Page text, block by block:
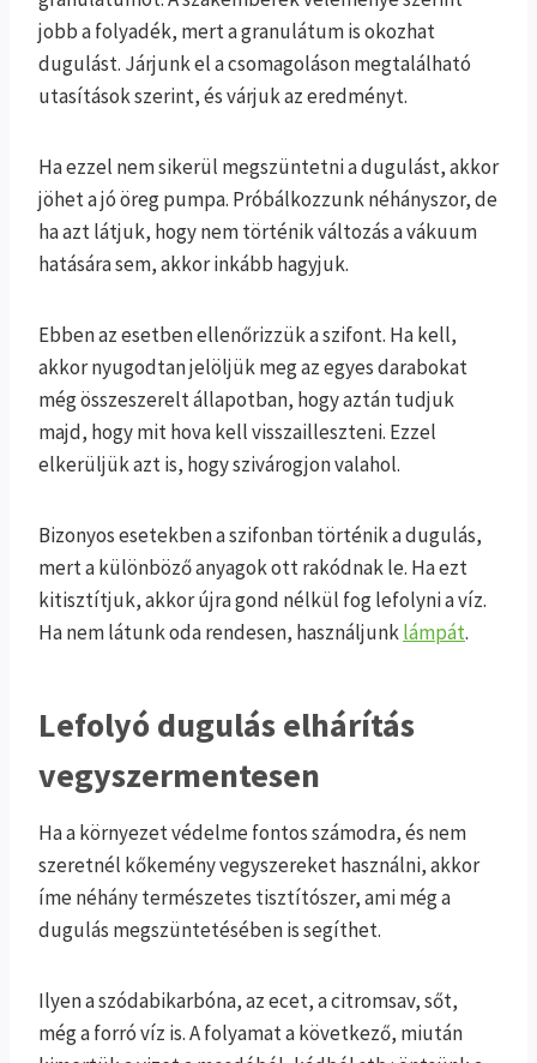
jobb a folyadék, mert a granulátum is okozhat
dugulást. Járjunk el a csomagoláson megtalálható
utasítások szerint, és várjuk az eredményt.
Ha ezzel nem sikerül megszüntetni a dugulást, akkor
jöhet a jó öreg pumpa. Próbálkozzunk néhányszor, de
ha azt látjuk, hogy nem történik változás a vákuum
hatására sem, akkor inkább hagyjuk.
Ebben az esetben ellenőrizzük a szifont. Ha kell,
akkor nyugodtan jelöljük meg az egyes darabokat
még összeszerelt állapotban, hogy aztán tudjuk
majd, hogy mit hova kell visszailleszteni. Ezzel
elkerüljük azt is, hogy szivárogjon valahol.
Bizonyos esetekben a szifonban történik a dugulás,
mert a különböző anyagok ott rakódnak le. Ha ezt
kitisztítjuk, akkor újra gond nélkül fog lefolyni a víz.
Ha nem látunk oda rendesen, használjunklámpát.
Lefolyó dugulás elhárítás
vegyszermentesen
Ha a környezet védelme fontos számodra, és nem
szeretnél kőkemény vegyszereket használni, akkor
íme néhány természetes tisztítószer, ami még a
dugulás megszüntetésében is segíthet.
Ilyen a szódabikarbóna, az ecet, a citromsav, sőt,
még a forró víz is. A folyamat a következő, miután